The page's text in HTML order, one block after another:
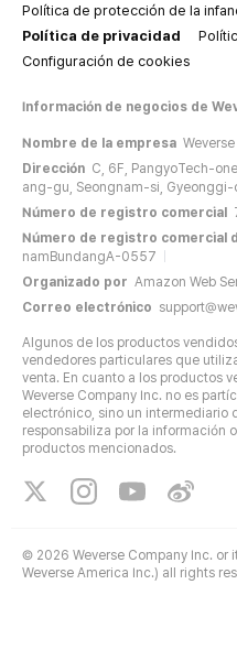
Política de protección de la
Política de privacidad
Configuración de cookies
Información de negocios de
Nombre de la empresa
Dirección C, 6F, PangyoTech-
ang-gu, Seongnam-si, Gyeonggi-
Número de registro comercial
Número de registro comercial
namBundangA-0557
Organizado por Amazon Web
Correo electrónico
Algunos de los productos
vendedores particulares que
venta. En cuanto a los productos
Weverse Company Inc. no es
electrónico, sino un intermediario
responsabiliza por la información
productos mencionados.
© 2026 Weverse Company Inc. or
Weverse America Inc.) all rights